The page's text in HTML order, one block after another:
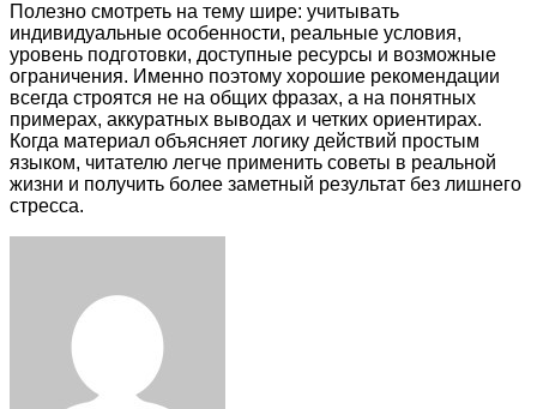
Полезно смотреть на тему шире: учитывать
индивидуальные особенности, реальные условия,
уровень подготовки, доступные ресурсы и возможные
ограничения. Именно поэтому хорошие рекомендации
всегда строятся не на общих фразах, а на понятных
примерах, аккуратных выводах и четких ориентирах.
Когда материал объясняет логику действий простым
языком, читателю легче применить советы в реальной
жизни и получить более заметный результат без лишнего
стресса.